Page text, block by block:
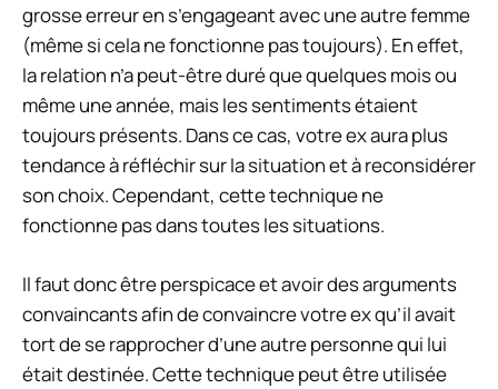
grosse erreur en s’engageant avec une autre femme
(même si cela ne fonctionne pas toujours). En effet,
la relation n’a peut-être duré que quelques mois ou
même une année, mais les sentiments étaient
toujours présents. Dans ce cas, votre ex aura plus
tendance à réfléchir sur la situation et à reconsidérer
son choix. Cependant, cette technique ne
fonctionne pas dans toutes les situations.
Il faut donc être perspicace et avoir des arguments
convaincants afin de convaincre votre ex qu’il avait
tort de se rapprocher d’une autre personne qui lui
était destinée. Cette technique peut être utilisée